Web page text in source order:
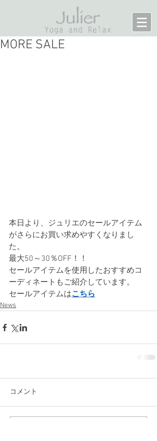
MORE SALE
本日より、ジュリエのセールアイテム
がさらにお買い求めやすくなりまし
た。
最大50～30％OFF！！
セールアイテムを使用したおすすめコ
ーディネートもご紹介しています。
セールアイテムはこちら
News
コメント